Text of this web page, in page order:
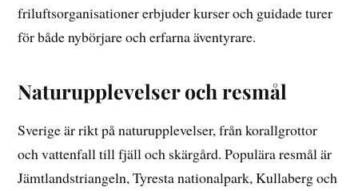
friluftsorganisationer erbjuder kurser och guidade turer
för både nybörjare och erfarna äventyrare.
Naturupplevelser och resmål
Sverige är rikt på naturupplevelser, från korallgrottor
och vattenfall till fjäll och skärgård. Populära resmål är
Jämtlandstriangeln, Tyresta nationalpark, Kullaberg och